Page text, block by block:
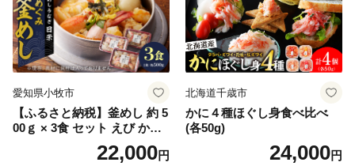
福井県敦賀市ふるさと納税 ワンストップ特例申請書類
受付係 宛
愛知県小牧市
【ふるさと納税】釜めし 約 5
00ｇ × 3食 セット えび かに
海のめぐみ 老舗 急速冷凍 レ
ンチン 時短 簡単調理 食品 加
22,000円
北海道千歳市
かに４種ほぐし身食べ比べ
(各50g)
24,000円